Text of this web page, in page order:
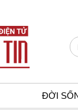
ĐỜI